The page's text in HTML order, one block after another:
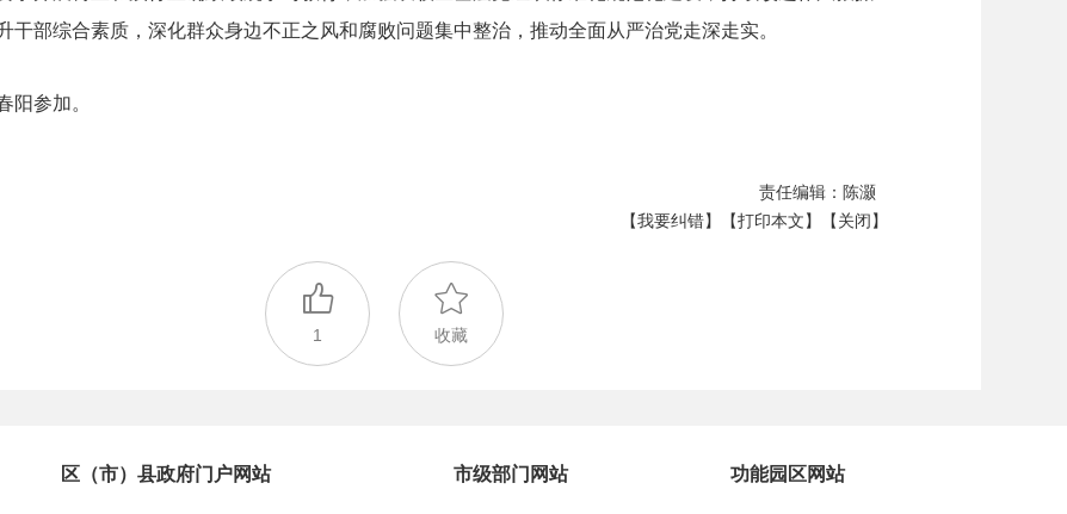
干部综合素质，深化群众身边不正之风和腐败问题集中整治，推动全面从严治党走深走实。
阳参加。
责任编辑：陈灏
【我要纠错】
【打印本文】 【关闭】
1 收藏
区（市）县政府门户网站 市级部门网站 功能园区网站